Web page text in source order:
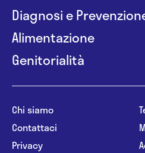
Diagnosi e
Alimentazione
Genitorialità
Chi siamo
Contattaci
Privacy